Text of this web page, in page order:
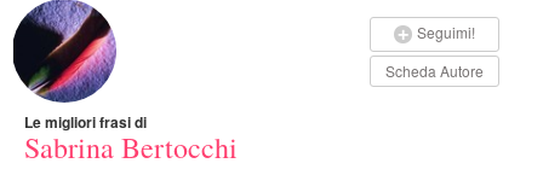
Seguimi!
Scheda Autore
Le migliori frasi di
Sabrina Bertocchi